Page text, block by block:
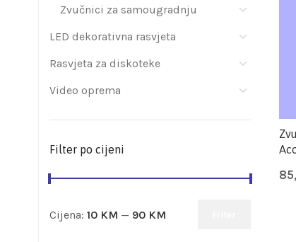
Zvučnici za samougradnju
LED dekorativna rasvjeta
Rasvjeta za diskoteke
Video oprema
Filter po cijeni
Cijena: 10 KM — 90 KM